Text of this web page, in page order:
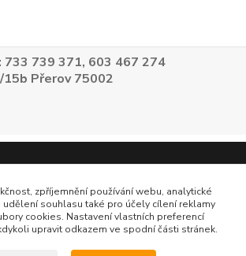
733 739 371, 603 467 274
Přerov 75002
zpříjemnění používání webu, analytické
udělení souhlasu také pro účely cílení reklamy
cookies. Nastavení vlastních preferencí
upravit odkazem ve spodní části stránek.